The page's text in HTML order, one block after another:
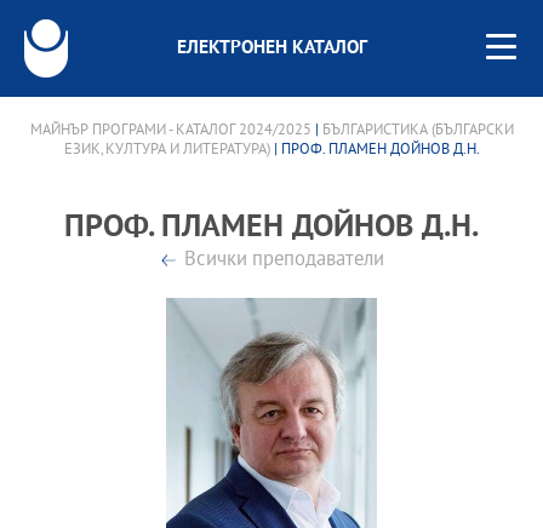
ЕЛЕКТРОНЕН КАТАЛОГ
МАЙНЪР ПРОГРАМИ - КАТАЛОГ 2024/2025
БЪЛГАРИСТИКА (БЪЛГАРСКИ
ЕЗИК, КУЛТУРА И ЛИТЕРАТУРА)| ПРОФ. ПЛАМЕН ДОЙНОВ Д.Н.
ПРОФ. ПЛАМЕН ДОЙНОВ Д.Н.
Всички преподаватели